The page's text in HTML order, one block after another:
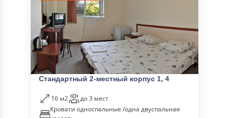
Стандартный 2-местный корпус 1, 4
16 м2
до 3 мест
Кровати односпальные /одна двуспальная